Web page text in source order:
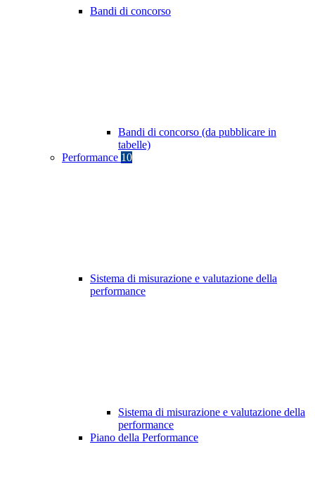
Bandi di concorso
Bandi di concorso (da pubblicare in
tabelle)
Performance 10
Sistema di misurazione e valutazione della
performance
Sistema di misurazione e valutazione della
performance
Piano della Performance